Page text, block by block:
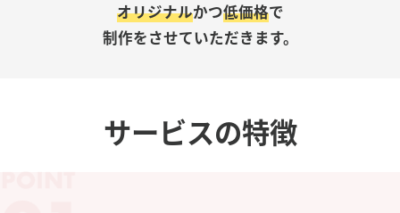
オリジナルかつ低価格で
制作をさせていただきます。
サービスの特徴